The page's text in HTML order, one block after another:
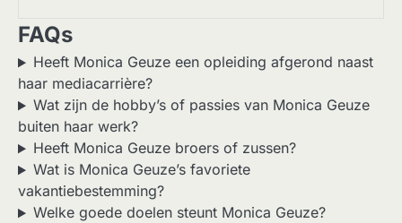
FAQs
Heeft Monica Geuze een opleiding afgerond naast
haar mediacarrière?
Wat zijn de hobby’s of passies van Monica Geuze
buiten haar werk?
Heeft Monica Geuze broers of zussen?
Wat is Monica Geuze’s favoriete
vakantiebestemming?
Welke goede doelen steunt Monica Geuze?